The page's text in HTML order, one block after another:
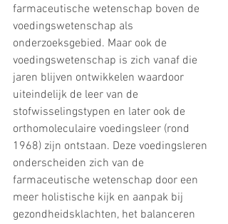
farmaceutische wetenschap boven de
voedingswetenschap als
onderzoeksgebied. Maar ook de
voedingswetenschap is zich vanaf die
jaren blijven ontwikkelen waardoor
uiteindelijk de leer van de
stofwisselingstypen en later ook de
orthomoleculaire voedingsleer (rond
1968) zijn ontstaan. Deze voedingsleren
onderscheiden zich van de
farmaceutische wetenschap door een
meer holistische kijk en aanpak bij
gezondheidsklachten, het balanceren